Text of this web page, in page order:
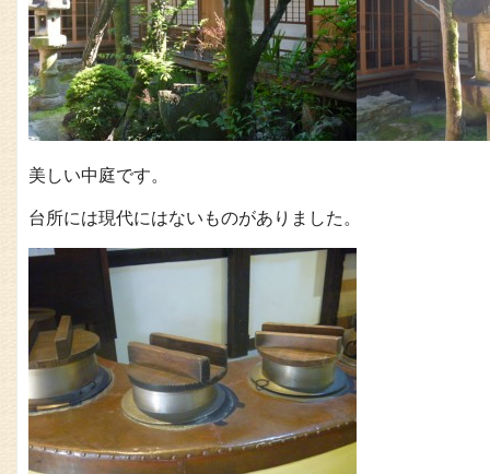
美しい中庭です。
台所には現代にはないものがありました。